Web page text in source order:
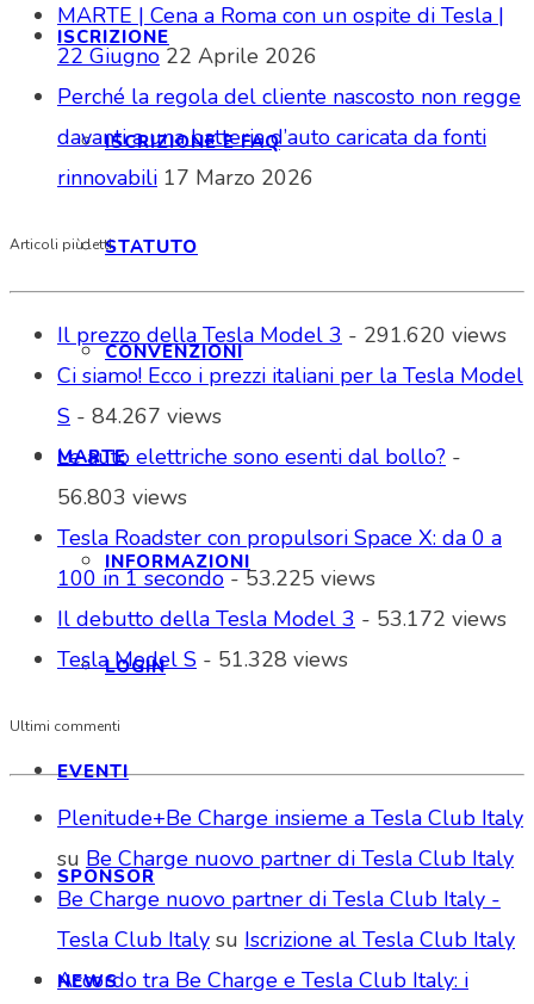
ISCRIZIONE
ISCRIZIONE E FAQ
STATUTO
CONVENZIONI
MARTE
INFORMAZIONI
LOGIN
EVENTI
SPONSOR
NEWS
MARTE | Cena a Roma con un ospite di Tesla |
22 Giugno 22 Aprile 2026
Perché la regola del cliente nascosto non regge
davanti a una batteria d’auto caricata da fonti
rinnovabili 17 Marzo 2026
Articoli più letti
Il prezzo della Tesla Model 3 - 291.620 views
Ci siamo! Ecco i prezzi italiani per la Tesla Model
S - 84.267 views
Le auto elettriche sono esenti dal bollo? -
56.803 views
Tesla Roadster con propulsori Space X: da 0 a
100 in 1 secondo- 53.225 views
Il debutto della Tesla Model 3 - 53.172 views
Tesla Model S - 51.328 views
Ultimi commenti
Plenitude+Be Charge insieme a Tesla Club Italy
su Be Charge nuovo partner di Tesla Club Italy
Be Charge nuovo partner di Tesla Club Italy -
Tesla Club Italy su Iscrizione al Tesla Club Italy
Accordo tra Be Charge e Tesla Club Italy: i